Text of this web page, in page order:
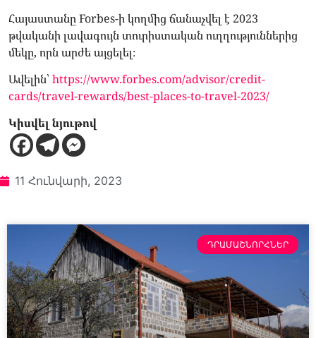
Հայաստանը Forbes-ի կողմից ճանաչվել է 2023
թվականի լավագույն տուրիստական ուղղություններից
մեկը, որն արժե այցելել։
Ավելին՝ https://www.forbes.com/advisor/credit-
cards/travel-rewards/best-places-to-travel-2023/
Կիսվել նյութով
11 Հունվարի, 2023
ԴՐԱՄԱՇՆՈՐՀՆԵՐ